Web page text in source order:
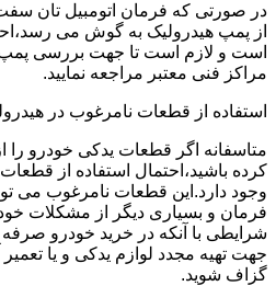
در صورتی که فرمان اتومبیل تان
از پمپ هیدرولیک به گوش می
است و لازم است تا جهت بررسی پمپ
مراکز فنی معتبر مراجعه نمایید.
استفاده از قطعات نامرغوب در
متاسفانه اگر قطعات یدکی خودرو را
کرده باشید،احتمال استفاده از
وجود دارد.این قطعات نامرغوب می
فرمان و بسیاری دیگر از مشکلات
شرایطی با آنکه در خرید خودرو صرفه
جهت تهیه مجدد لوازم یدکی و یا
گزاف شوید.